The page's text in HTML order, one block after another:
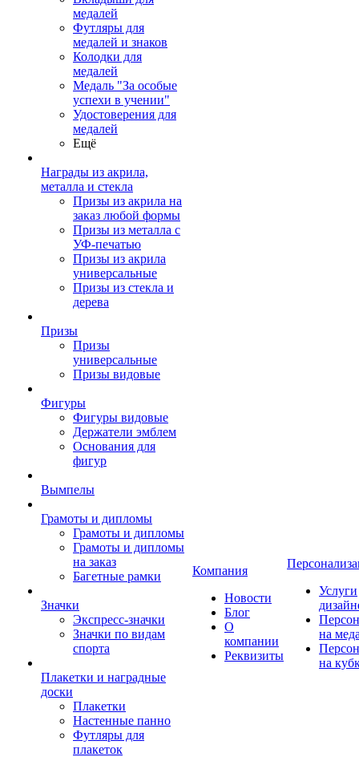
медалей
Футляры для
медалей и знаков
Колодки для
медалей
Медаль "За особые
успехи в учении"
Удостоверения для
медалей
Ещё
Награды из акрила,
металла и стекла
Призы из акрила на
заказ любой формы
Призы из металла с
УФ-печатью
Призы из акрила
универсальные
Призы из стекла и
дерева
Призы
Призы
универсальные
Призы видовые
Фигуры
Фигуры видовые
Держатели эмблем
Основания для
фигур
Вымпелы
Грамоты и дипломы
Грамоты и дипломы
Грамоты и дипломы
на заказ
Багетные рамки
Значки
Экспресс-значки
Значки по видам
спорта
Плакетки и наградные
доски
Плакетки
Настенные панно
Футляры для
плакеток
Компания
Новости
Блог
О
компании
Реквизиты
Услуги
на
на